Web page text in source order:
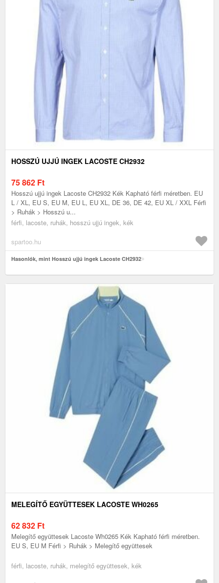
HOSSZÚ UJJÚ INGEK LACOSTE CH2932
75 862 Ft
Hosszú ujjú ingek Lacoste CH2932 Kék Kapható férfi méretben. EU
L / XL, EU S, EU M, EU L, EU XL, DE 36, DE 42, EU XL / XXL Férfi
> Ruhák > Hosszú u...
férfi, lacoste, ruhák, hosszú ujjú ingek, kék
spartoo.hu
Hasonlók, mint Hosszú ujjú ingek Lacoste CH2932
MELEGÍTŐ EGYÜTTESEK LACOSTE WH0265
62 832 Ft
Melegítő együttesek Lacoste Wh0265 Kék Kapható férfi méretben.
EU S, EU M Férfi > Ruhák > Melegítő együttesek
férfi, lacoste, ruhák, melegítő együttesek, kék